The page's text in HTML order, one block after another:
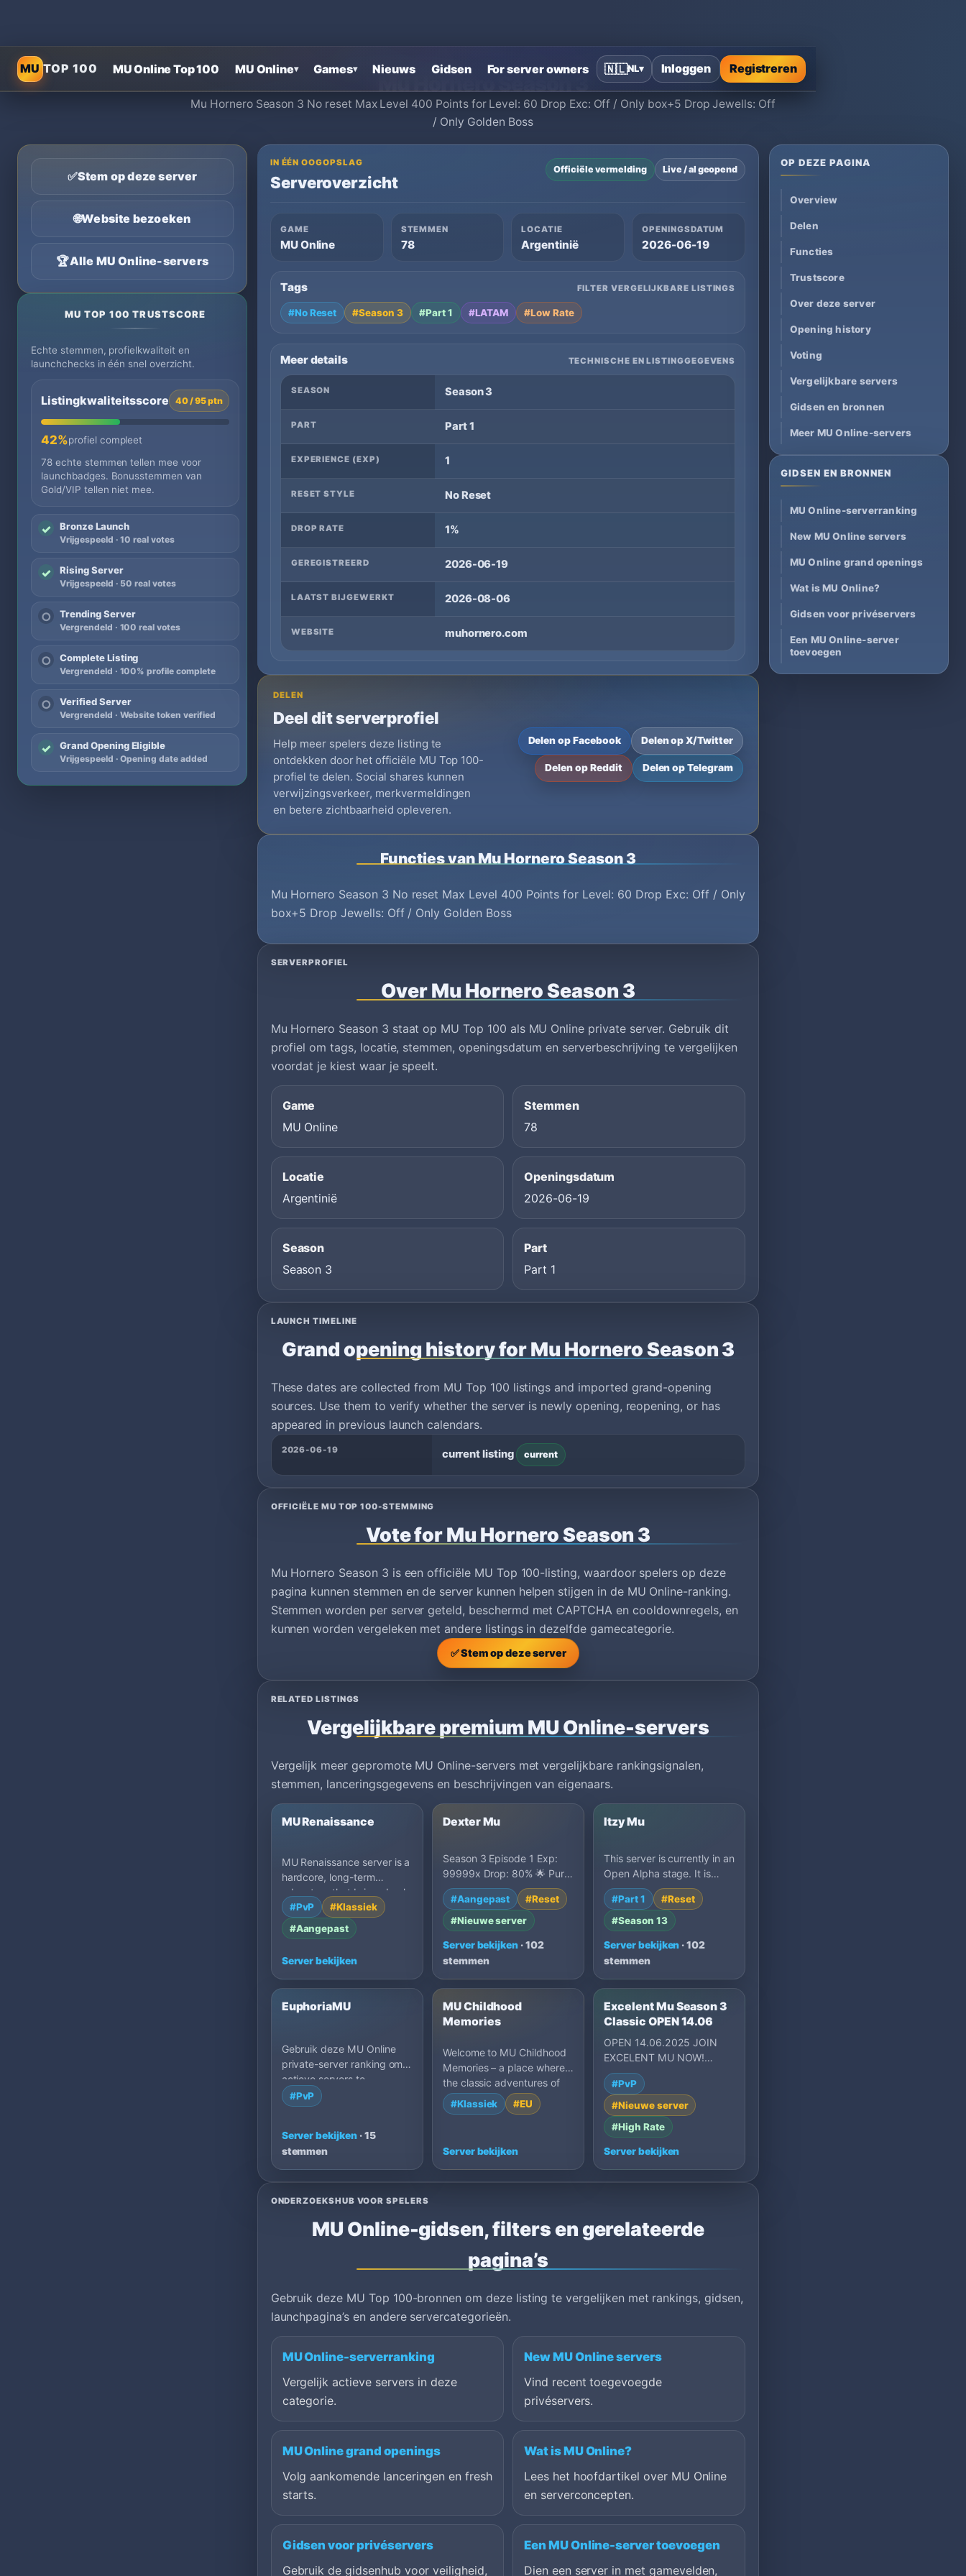
MUTOP 100 MU Online Top 100 MU Online▾ Games▾ Nieuws Gidsen For server owners 🇳🇱NL▾ Inloggen Registreren
Home ›MU Online private servers›Mu Hornero Season 3
Mu Hornero Season 3 No reset Max Level 400 Points for Level: 60 Drop Exc: Off / Only box+5 Drop Jewells: Off
/ Only Golden Boss
✅Stem op deze server
🌐Website bezoeken
🏆Alle MU Online-servers
MU TOP 100 TRUSTSCORE
Echte stemmen, profielkwaliteit en
launchchecks in één snel overzicht.
Listingkwaliteitsscore 40 / 95 ptn
42%profiel compleet
78 echte stemmen tellen mee voor
launchbadges. Bonusstemmen van
Gold/VIP tellen niet mee.
✓ Bronze Launch
Vrijgespeeld · 10 real votes
✓ Rising Server
Vrijgespeeld · 50 real votes
○ Trending Server
Vergrendeld · 100 real votes
○ Complete Listing
Vergrendeld · 100% profile complete
○ Verified Server
Vergrendeld · Website token verified
✓ Grand Opening Eligible
Vrijgespeeld · Opening date added
IN ÉÉN OOGOPSLAG
Serveroverzicht
Officiële vermelding Live / al geopend
GAME
MU Online
STEMMEN
78
LOCATIE
Argentinië
OPENINGSDATUM
2026-06-19
Tags FILTER VERGELIJKBARE LISTINGS
#No Reset #Season 3 #Part 1 #LATAM #Low Rate
Meer details TECHNISCHE EN LISTINGGEGEVENS
SEASON Season 3
PART Part 1
EXPERIENCE (EXP) 1
RESET STYLE No Reset
DROP RATE 1%
GEREGISTREERD 2026-06-19
LAATST BIJGEWERKT 2026-08-06
WEBSITE muhornero.com
DELEN
Deel dit serverprofiel
Help meer spelers deze listing te
ontdekken door het officiële MU Top 100-
profiel te delen. Social shares kunnen
verwijzingsverkeer, merkvermeldingen
en betere zichtbaarheid opleveren.
Delen op Facebook Delen op X/Twitter
Delen op Reddit Delen op Telegram
Functies van Mu Hornero Season 3
Mu Hornero Season 3 No reset Max Level 400 Points for Level: 60 Drop Exc: Off / Only
box+5 Drop Jewells: Off / Only Golden Boss
SERVERPROFIEL
Over Mu Hornero Season 3
Mu Hornero Season 3 staat op MU Top 100 als MU Online private server. Gebruik dit
profiel om tags, locatie, stemmen, openingsdatum en serverbeschrijving te vergelijken
voordat je kiest waar je speelt.
Game
MU Online
Stemmen
78
Locatie
Argentinië
Openingsdatum
2026-06-19
Season
Season 3
Part
Part 1
LAUNCH TIMELINE
Grand opening history for Mu Hornero Season 3
These dates are collected from MU Top 100 listings and imported grand-opening
sources. Use them to verify whether the server is newly opening, reopening, or has
appeared in previous launch calendars.
2026-06-19 current listing current
OFFICIËLE MU TOP 100-STEMMING
Vote for Mu Hornero Season 3
Mu Hornero Season 3 is een officiële MU Top 100-listing, waardoor spelers op deze
pagina kunnen stemmen en de server kunnen helpen stijgen in de MU Online-ranking.
Stemmen worden per server geteld, beschermd met CAPTCHA en cooldownregels, en
kunnen worden vergeleken met andere listings in dezelfde gamecategorie.
✅ Stem op deze server
RELATED LISTINGS
Vergelijkbare premium MU Online-servers
Vergelijk meer gepromote MU Online-servers met vergelijkbare rankingsignalen,
stemmen, lanceringsgegevens en beschrijvingen van eigenaars.
MU Renaissance
MU Renaissance server is a
hardcore, long-term
adventure that brings back
the classic MU Online…
#PvP
#Klassiek
#Aangepast
Server bekijken
Dexter Mu
Season 3 Episode 1 Exp:
99999x Drop: 80% 🌟 Pure
game without donation
items ⚔️ Classic events w…
#Aangepast
#Reset
#Nieuwe server
Server bekijken · 102
stemmen
Itzy Mu
This server is currently in an
Open Alpha stage. It is
publicly available so
players can explor…
#Part 1
#Reset
#Season 13
Server bekijken · 102
stemmen
EuphoriaMU
Gebruik deze MU Online
private-server ranking om
actieve servers te
vergelijken op votes,
lanceringsdatum, EXP,
beschrijvingen van
eigenaren. Filter op tags om
sneller servers te vinden die
spelen.
#PvP
Server bekijken· 15
stemmen
MU Childhood
Memories
Welcome to MU Childhood
Memories – a place where
the classic adventures of
MU Online blend seam…
#Klassiek #EU
Server bekijken
Excelent Mu Season 3
Classic OPEN 14.06
OPEN 14.06.2025 JOIN
EXCELENT MU NOW!
FIRST TO 200 RESETS
WINS 200 CASH! 2ND
PLACE 100 | 3RD 50…
#PvP
#Nieuwe server
#High Rate
Server bekijken
ONDERZOEKSHUB VOOR SPELERS
MU Online-gidsen, filters en gerelateerde
pagina’s
Gebruik deze MU Top 100-bronnen om deze listing te vergelijken met rankings, gidsen,
launchpagina’s en andere servercategorieën.
MU Online-serverranking
Vergelijk actieve servers in deze
categorie.
New MU Online servers
Vind recent toegevoegde
privéservers.
MU Online grand openings
Volg aankomende lanceringen en fresh
starts.
Wat is MU Online?
Lees het hoofdartikel over MU Online
en serverconcepten.
Gidsen voor privéservers
Gebruik de gidsenhub voor veiligheid,
Een MU Online-server toevoegen
Dien een server in met gamevelden,
OP DEZE PAGINA
Overview
Delen
Functies
Trustscore
Over deze server
Opening history
Voting
Vergelijkbare servers
Gidsen en bronnen
Meer MU Online-servers
GIDSEN EN BRONNEN
MU Online-serverranking
New MU Online servers
MU Online grand openings
Wat is MU Online?
Gidsen voor privéservers
Een MU Online-server
toevoegen